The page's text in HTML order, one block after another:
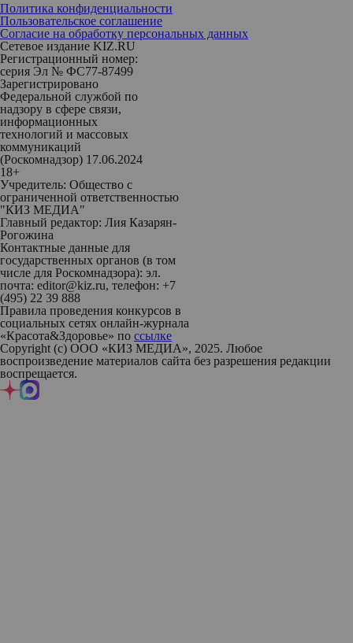
Политика конфиденциальности
Пользовательское соглашение
Согласие на обработку персональных данных
Сетевое издание KIZ.RU
Регистрационный номер:
серия Эл № ФС77-87499
Зарегистрировано
Федеральной службой по
надзору в сфере связи,
информационных
технологий и массовых
коммуникаций
(Роскомнадзор) 17.06.2024
18+
Учредитель: Общество с
ограниченной ответственностью
"КИЗ МЕДИА"
Главный редактор: Лия Казарян-
Рогожина
Контактные данные для
государственных органов (в том
числе для Роскомнадзора): эл.
почта: editor@kiz.ru, телефон: +7
(495) 22 39 888
Правила проведения конкурсов в
социальных сетях онлайн-журнала
«Красота&Здоровье» по ссылке
Copyright (с) ООО «КИЗ МЕДИА», 2025. Любое
воспроизведение материалов сайта без разрешения редакции
воспрещается.